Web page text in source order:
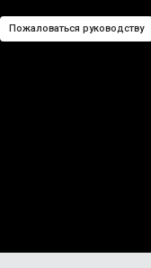
Пожаловаться руководству